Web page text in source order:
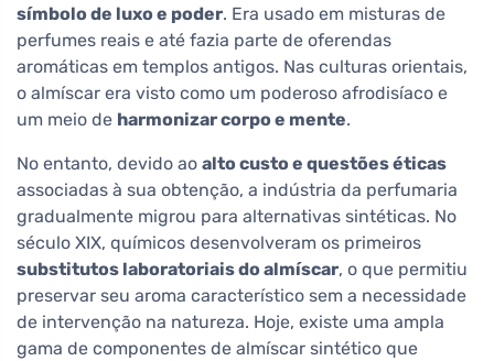
símbolo de luxo e poder. Era usado em misturas de
perfumes reais e até fazia parte de oferendas
aromáticas em templos antigos. Nas culturas orientais,
o almíscar era visto como um poderoso afrodisíaco e
um meio de harmonizar corpo e mente.
No entanto, devido ao alto custo e questões éticas
associadas à sua obtenção, a indústria da perfumaria
gradualmente migrou para alternativas sintéticas. No
século XIX, químicos desenvolveram os primeiros
substitutos laboratoriais do almíscar, o que permitiu
preservar seu aroma característico sem a necessidade
de intervenção na natureza. Hoje, existe uma ampla
gama de componentes de almíscar sintético que